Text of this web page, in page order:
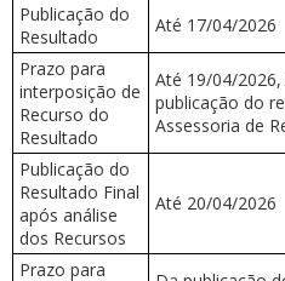
Publicação do
Resultado
Até 17/04/2026
Prazo para
interposição de
Recurso do
Resultado
Até 19/04/
publicação do
Assessoria de
Publicação do
Resultado Final
após análise
dos Recursos
Até 20/04/2026
Prazo para